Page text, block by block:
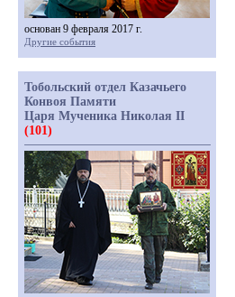
основан 9 февраля 2017 г.
Другие события
Тобольский отдел Казачьего
Конвоя Памяти
Царя Мученика Николая II
(101)